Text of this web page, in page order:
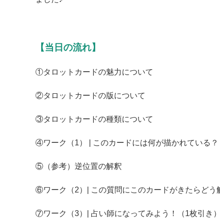
【当日の流れ】
①タロットカードの魅力について
②タロットカードの版について
③タロットカードの種類について
④ワーク（1） | このカードには何が描かれている？
⑤（参考）逆位置の解釈
⑥ワーク（2）| この質問にこのカードがきたらどう
⑦ワーク（3）| 占い師になってみよう！（1枚引き）